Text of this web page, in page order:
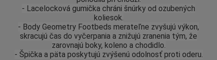
- Lacelocková gumička chráni šnúrky od ozubených
koliesok.
- Body Geometry Footbeds merateľne zvyšujú výkon,
skracujú čas do vyčerpania a znižujú zranenia tým, že
zarovnajú boky, koleno a chodidlo.
- Špička a päta poskytujú zvýšenú odolnosť proti oderu.